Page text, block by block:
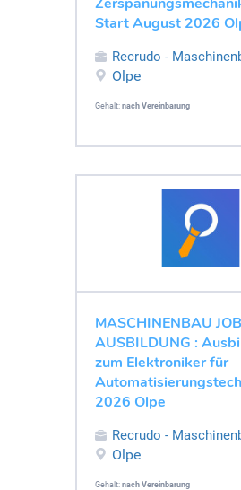
Start August 2026
Recrudo -
Olpe
Gehalt: nach Vereinbarung
MASCHINENBAU JOB
AUSBILDUNG :
zum Elektroniker für
2026 Olpe
Recrudo -
Olpe
Gehalt: nach Vereinbarung